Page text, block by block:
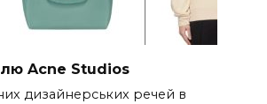
Acne Studios
дизайнерських речей в